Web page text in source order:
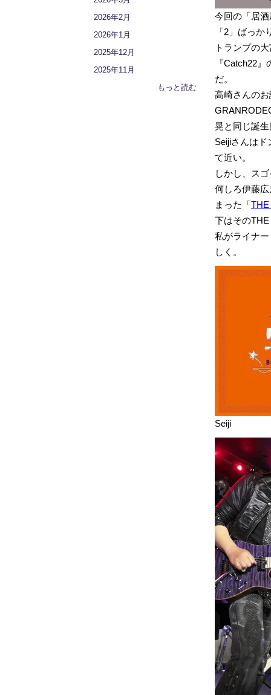
2026年2月
2026年1月
2025年12月
2025年11月
もっと読む
今回の「居
「2」ばっか
トランプの
『Catch22
だ。
高崎さんの
晃と同じ誕
Seijiさんは
て近い。
しかし、ス
何しろ伊藤
まった「THE
下はその
私がライナ
しく。
Seiji